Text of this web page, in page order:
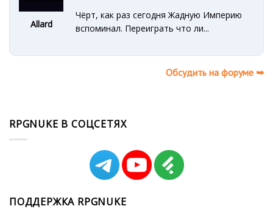
Allard
Чёрт, как раз сегодня Жадную Империю
вспоминал. Переиграть что ли...
Обсудить на форуме ➥
RPGNUKE В СОЦСЕТЯХ
ПОДДЕРЖКА RPGNUKE